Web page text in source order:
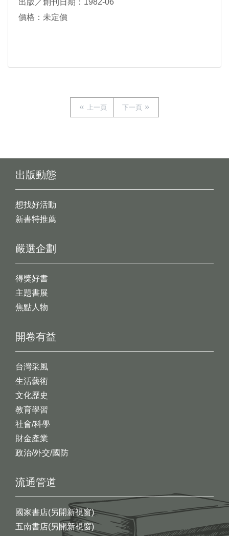
出版／創刊日期：1982-06
價格：未定價
上一頁 下一頁
出版動態
想找好活動
新書特推薦
開卷有益
台灣采風
生活藝術
文化歷史
教育學習
社會/科學
財金產業
政治/外交/國防
嚴選企劃
得獎好書
主題書展
焦點人物
流通管道
國家書店(另開新視窗)
五南書店(另開新視窗)